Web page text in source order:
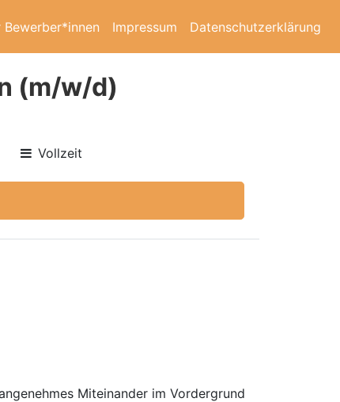
Bewerber*innen Impressum Datenschutzerklärung
(m/w/d)
Vollzeit
Miteinander im Vordergrund